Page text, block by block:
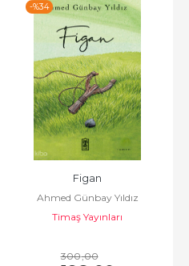
-%34
Figan
Ahmed Günbay Yıldız
Timaş Yayınları
300,00